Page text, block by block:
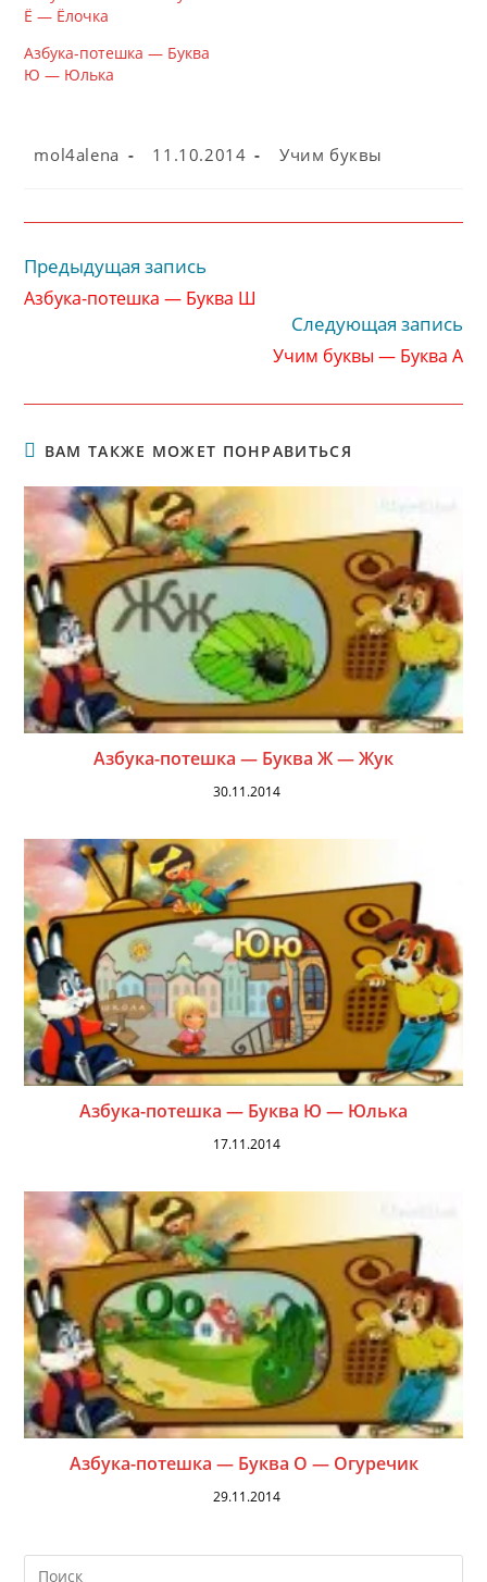
Ё — Ёлочка
Азбука-потешка — Буква
Ю — Юлька
Автор
mol4alena
Запись
11.10.2014
Рубрика
Учим буквы
Читать
далее
статьи
Предыдущая запись
Азбука-потешка — Буква Ш
Следующая запись
Учим буквы — Буква А
ВАМ ТАКЖЕ МОЖЕТ ПОНРАВИТЬСЯ
Азбука-потешка — Буква Ж — Жук
30.11.2014
Азбука-потешка — Буква Ю — Юлька
17.11.2014
Азбука-потешка — Буква О — Огуречик
29.11.2014